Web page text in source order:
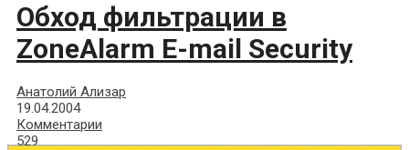
Обход фильтрации в
ZoneAlarm E-mail Security
Анатолий Ализар
19.04.2004
Комментарии
529